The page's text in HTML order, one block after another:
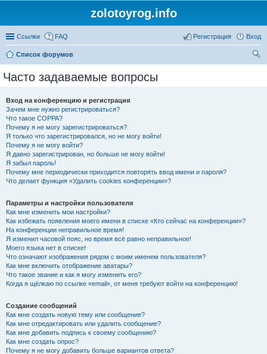
zolotoyrog.info
Ссылки FAQ Вход
Регистрация
Список форумов
Часто задаваемые вопросы
Вход на конференцию и регистрация
Зачем мне нужно регистрироваться?
Что такое COPPA?
Почему я не могу зарегистрироваться?
Я только что зарегистрировался, но не могу войти!
Почему я не могу войти?
Я давно зарегистрирован, но больше не могу войти!
Я забыл пароль!
Почему мне периодически приходится повторять ввод имени и пароля?
Что делает функция «Удалить cookies конференции»?
Параметры и настройки пользователя
Как мне изменить мои настройки?
Как избежать появления моего имени в списке «Кто сейчас на конференции»?
На конференции неправильное время!
Я изменил часовой пояс, но время всё равно неправильное!
Моего языка нет в списке!
Что означают изображения рядом с моим именем пользователя?
Как мне включить отображение аватары?
Что такое звание и как я могу изменить его?
Когда я щёлкаю по ссылке «email», от меня требуют войти на конференцию!
Создание сообщений
Как мне создать новую тему или сообщение?
Как мне отредактировать или удалить сообщение?
Как мне добавить подпись к своему сообщению?
Как мне создать опрос?
Почему я не могу добавить больше вариантов ответа?